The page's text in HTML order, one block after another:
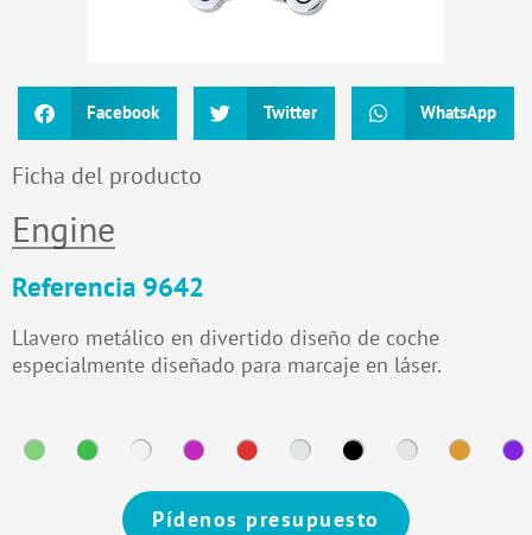
Facebook Twitter WhatsApp
Ficha del producto
Engine
Referencia 9642
Llavero metálico en divertido diseño de coche
especialmente diseñado para marcaje en láser.
Pídenos presupuesto